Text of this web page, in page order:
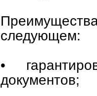
следующем:
•
документов;